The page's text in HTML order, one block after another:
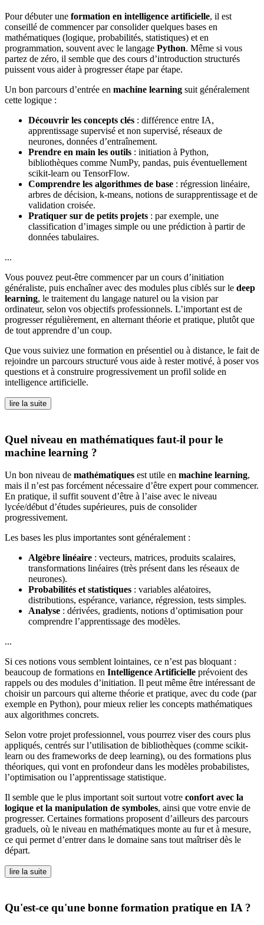
Pour débuter une formation en intelligence artificielle, il est
conseillé de commencer par consolider quelques bases en
mathématiques (logique, probabilités, statistiques) et en
programmation, souvent avec le langage Python. Même si vous
partez de zéro, il semble que des cours d’introduction structurés
puissent vous aider à progresser étape par étape.
Un bon parcours d’entrée en machine learning suit généralement
cette logique :
Découvrir les concepts clés : différence entre IA,
apprentissage supervisé et non supervisé, réseaux de
neurones, données d’entraînement.
Prendre en main les outils : initiation à Python,
bibliothèques comme NumPy, pandas, puis éventuellement
scikit-learn ou TensorFlow.
Comprendre les algorithmes de base : régression linéaire,
arbres de décision, k-means, notions de surapprentissage et de
validation croisée.
Pratiquer sur de petits projets : par exemple, une
classification d’images simple ou une prédiction à partir de
données tabulaires.
...
Vous pouvez peut-être commencer par un cours d’initiation
généraliste, puis enchaîner avec des modules plus ciblés sur le deep
learning, le traitement du langage naturel ou la vision par
ordinateur, selon vos objectifs professionnels. L’important est de
progresser régulièrement, en alternant théorie et pratique, plutôt que
de tout apprendre d’un coup.
Que vous suiviez une formation en présentiel ou à distance, le fait de
rejoindre un parcours structuré vous aide à rester motivé, à poser vos
questions et à construire progressivement un profil solide en
intelligence artificielle.
lire la suite
Quel niveau en mathématiques faut-il pour le
machine learning ?
Un bon niveau de mathématiques est utile en machine learning,
mais il n’est pas forcément nécessaire d’être expert pour commencer.
En pratique, il suffit souvent d’être à l’aise avec le niveau
lycée/début d’études supérieures, puis de consolider
progressivement.
Les bases les plus importantes sont généralement :
Algèbre linéaire : vecteurs, matrices, produits scalaires,
transformations linéaires (très présent dans les réseaux de
neurones).
Probabilités et statistiques : variables aléatoires,
distributions, espérance, variance, régression, tests simples.
Analyse : dérivées, gradients, notions d’optimisation pour
comprendre l’apprentissage des modèles.
...
Si ces notions vous semblent lointaines, ce n’est pas bloquant :
beaucoup de formations en Intelligence Artificielle prévoient des
rappels ou des modules d’initiation. Il peut même être intéressant de
choisir un parcours qui alterne théorie et pratique, avec du code (par
exemple en Python), pour mieux relier les concepts mathématiques
aux algorithmes concrets.
Selon votre projet professionnel, vous pourrez viser des cours plus
appliqués, centrés sur l’utilisation de bibliothèques (comme scikit-
learn ou des frameworks de deep learning), ou des formations plus
théoriques, qui vont en profondeur dans les modèles probabilistes,
l’optimisation ou l’apprentissage statistique.
Il semble que le plus important soit surtout votre confort avec la
logique et la manipulation de symboles, ainsi que votre envie de
progresser. Certaines formations proposent d’ailleurs des parcours
graduels, où le niveau en mathématiques monte au fur et à mesure,
ce qui permet d’entrer dans le domaine sans tout maîtriser dès le
départ.
lire la suite
Qu'est-ce qu'une bonne formation pratique en IA ?